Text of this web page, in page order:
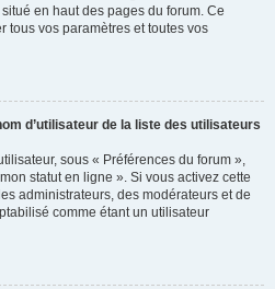
en haut des pages du forum. Ce
tous vos paramètres et toutes vos
d’utilisateur de la liste des utilisateurs
sous « Préférences du forum »,
statut en ligne ». Si vous activez cette
administrateurs, des modérateurs et de
comme étant un utilisateur